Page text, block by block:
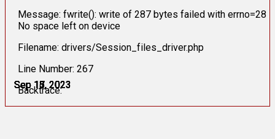
Sep 13, 2023
Sep 13, 2023
Sep 15, 2023
Sep 15, 2023
Sep 16, 2023
Sep 17, 2023
Message: fwrite(): write of 287 bytes failed with errno=28
No space left on device
Filename: drivers/Session_files_driver.php
Line Number: 267
Backtrace: